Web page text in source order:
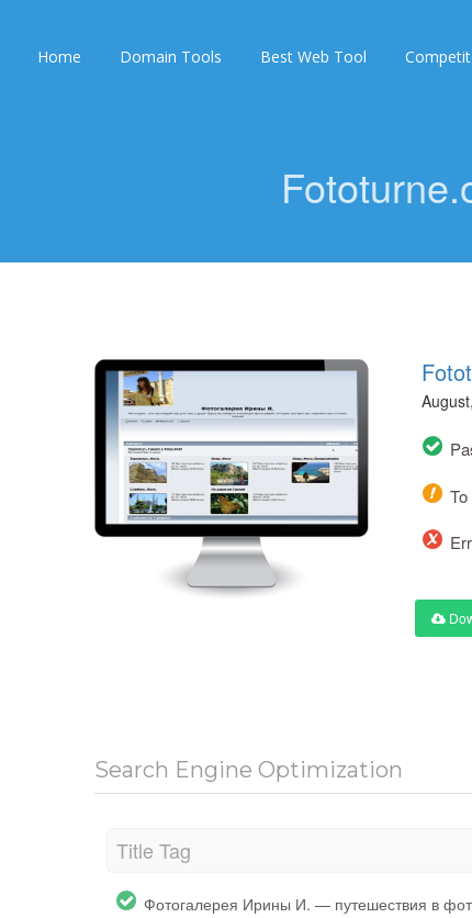
Home Domain Tools Best Web Tool
Search Engine Optimization
Title Tag
Фотогалерея Ирины И. — путешествия в